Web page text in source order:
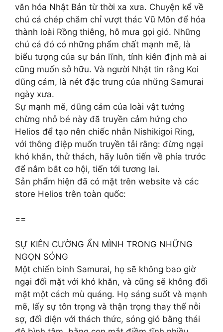
văn hóa Nhật Bản từ thời xa xưa. Chuyện kể về
chú cá chép chăm chỉ vượt thác Vũ Môn để hóa
thành loài Rồng thiêng, hô mưa gọi gió. Những
chú cá đó có những phẩm chất mạnh mẽ, là
biểu tượng của sự bản lĩnh, tính kiên định mà ai
cũng muốn sở hữu. Và người Nhật tin rằng Koi
dũng cảm, là nét đặc trưng của những Samurai
ngày xưa.
Sự mạnh mẽ, dũng cảm của loài vật tưởng
chừng nhỏ bé này đã truyền cảm hứng cho
Helios để tạo nên chiếc nhẫn Nishikigoi Ring,
với thông điệp muốn truyền tải rằng: đừng ngại
khó khăn, thử thách, hãy luôn tiến về phía trước
để nắm bắt cơ hội, tiến tới tương lai.
Sản phẩm hiện đã có mặt trên website và các
store Helios trên toàn quốc:
==
SỰ KIÊN CƯỜNG ẨN MÌNH TRONG NHỮNG
NGỌN SÓNG
Một chiến binh Samurai, họ sẽ không bao giờ
ngại đối mặt với khó khăn, và cũng sẽ không đối
mặt một cách mù quáng. Họ sáng suốt và mạnh
mẽ, lấy sự tôn trọng và thận trọng thay thế nỗi
sợ, đối diện với thách thức, sóng gió bằng thái